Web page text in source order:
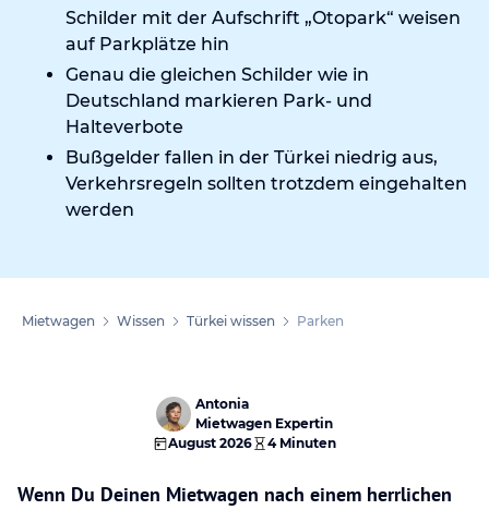
Schilder mit der Aufschrift „Otopark“ weisen
auf Parkplätze hin
Genau die gleichen Schilder wie in
Deutschland markieren Park- und
Halteverbote
Bußgelder fallen in der Türkei niedrig aus,
Verkehrsregeln sollten trotzdem eingehalten
werden
Mietwagen Wissen Türkei wissen Parken
Antonia
Mietwagen Expertin
August 2026
4 Minuten
Wenn Du Deinen Mietwagen nach einem herrlichen